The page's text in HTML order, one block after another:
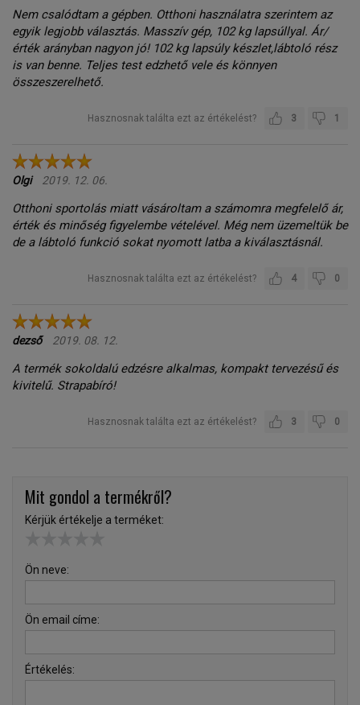
Nem csalódtam a gépben. Otthoni használatra szerintem az
egyik legjobb választás. Masszív gép, 102 kg lapsúllyal. Ár/
érték arányban nagyon jó! 102 kg lapsúly készlet,lábtoló rész
is van benne. Teljes test edzhető vele és könnyen
összeszerelhető.
Hasznosnak találta ezt az értékelést? 1
3
Olgi 2019. 12. 06.
Otthoni sportolás miatt vásároltam a számomra megfelelő ár,
érték és minőség figyelembe vételével. Még nem üzemeltük be
de a lábtoló funkció sokat nyomott latba a kiválasztásnál.
Hasznosnak találta ezt az értékelést? 0
4
dezső 2019. 08. 12.
A termék sokoldalú edzésre alkalmas, kompakt tervezésű és
kivitelű. Strapabíró!
Hasznosnak találta ezt az értékelést? 0
3
Mit gondol a termékről?
Kérjük értékelje a terméket:
Ön neve:
Ön email címe:
Értékelés: